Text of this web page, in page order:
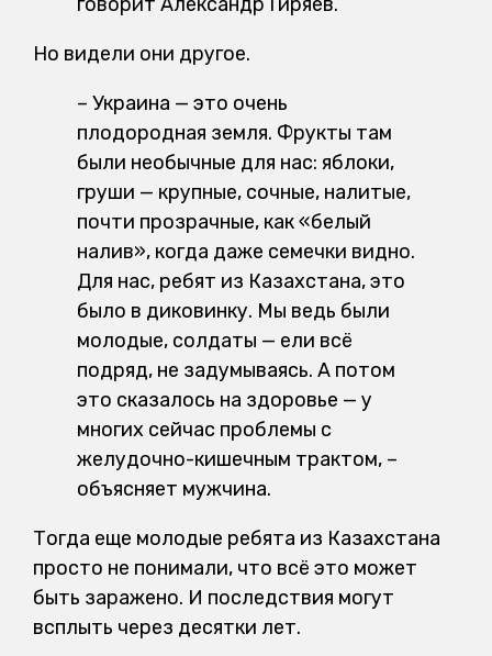
Но видели они другое.
– Украина — это очень
плодородная земля. Фрукты там
были необычные для нас: яблоки,
груши — крупные, сочные, налитые,
почти прозрачные, как «белый
налив», когда даже семечки видно.
Для нас, ребят из Казахстана, это
было в диковинку. Мы ведь были
молодые, солдаты — ели всё
подряд, не задумываясь. А потом
это сказалось на здоровье — у
многих сейчас проблемы с
желудочно-кишечным трактом, –
объясняет мужчина.
Тогда еще молодые ребята из Казахстана
просто не понимали, что всё это может
быть заражено. И последствия могут
всплыть через десятки лет.